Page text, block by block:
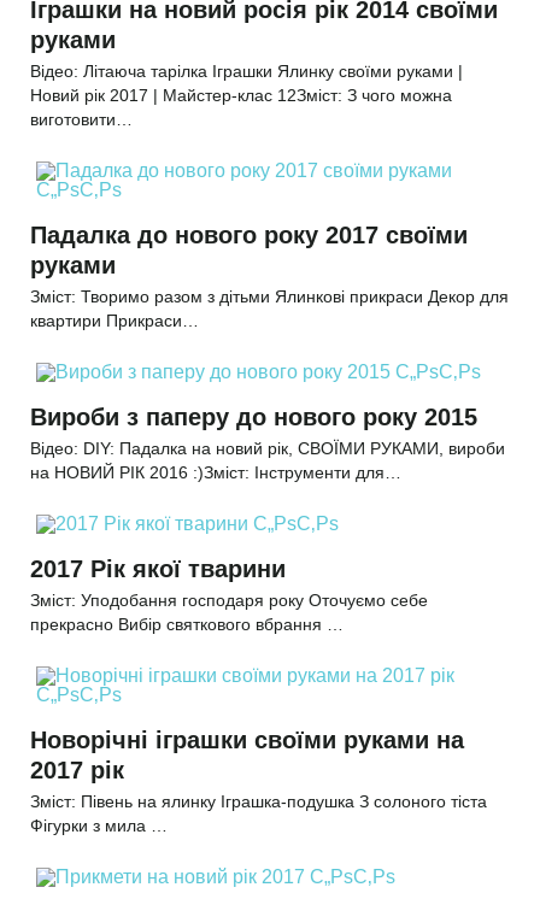
Іграшки на новий росія рік 2014 своїми
руками
Відео: Літаюча тарілка Іграшки Ялинку своїми руками |
Новий рік 2017 | Майстер-клас 12Зміст: З чого можна
виготовити…
Падалка до нового року 2017 своїми
руками
Зміст: Творимо разом з дітьми Ялинкові прикраси Декор для
квартири Прикраси…
Вироби з паперу до нового року 2015
Відео: DIY: Падалка на новий рік, СВОЇМИ РУКАМИ, вироби
на НОВИЙ РІК 2016 :)Зміст: Інструменти для…
2017 Рік якої тварини
Зміст: Уподобання господаря року Оточуємо себе
прекрасно Вибір святкового вбрання …
Новорічні іграшки своїми руками на
2017 рік
Зміст: Півень на ялинку Іграшка-подушка З солоного тіста
Фігурки з мила …